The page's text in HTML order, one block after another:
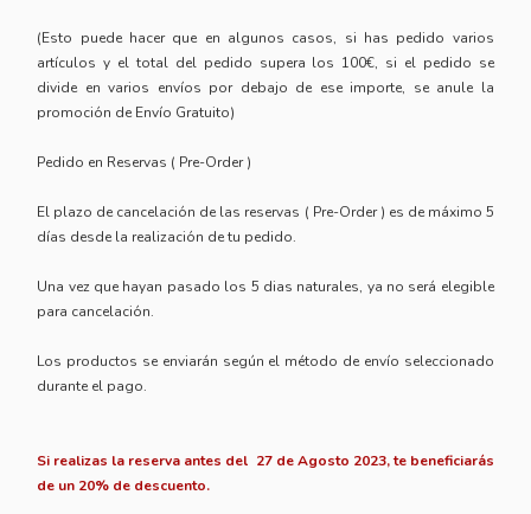
(Esto puede hacer que en algunos casos, si has pedido varios
artículos y el total del pedido supera los 100€, si el pedido se
divide en varios envíos por debajo de ese importe, se anule la
promoción de Envío Gratuito)
Pedido en Reservas ( Pre-Order )
El plazo de cancelación de las reservas ( Pre-Order ) es de máximo 5
días desde la realización de tu pedido.
Una vez que hayan pasado los 5 dias naturales, ya no será elegible
para cancelación.
Los productos se enviarán según el método de envío seleccionado
durante el pago.
Si realizas la reserva antes del 27 de Agosto 2023, te beneficiarás
de un 20% de descuento.